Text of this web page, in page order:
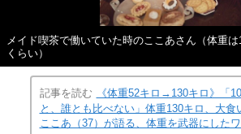
メイド喫茶で働いていた時のここあさん（体重は
くらい）
記事を読む
《体重52キロ→130キロ》「
と、誰とも比べない」体重130キロ、大食
ここあ（37）が語る、体重を武器にした